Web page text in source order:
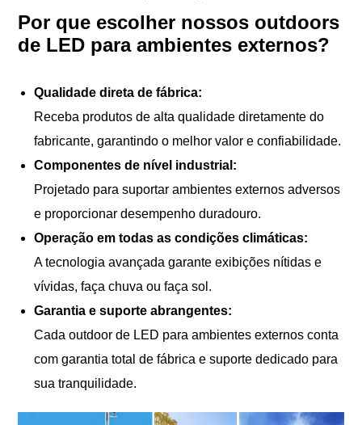
Por que escolher nossos outdoors
de LED para ambientes externos?
Qualidade direta de fábrica:
Receba produtos de alta qualidade diretamente do
fabricante, garantindo o melhor valor e confiabilidade.
Componentes de nível industrial:
Projetado para suportar ambientes externos adversos
e proporcionar desempenho duradouro.
Operação em todas as condições climáticas:
A tecnologia avançada garante exibições nítidas e
vívidas, faça chuva ou faça sol.
Garantia e suporte abrangentes:
Cada outdoor de LED para ambientes externos conta
com garantia total de fábrica e suporte dedicado para
sua tranquilidade.